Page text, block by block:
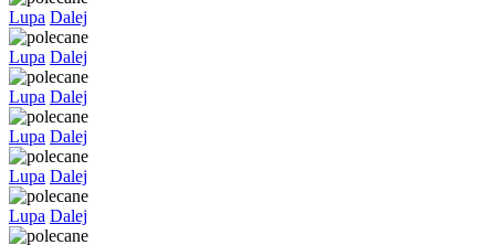
Lupa Dalej
Lupa Dalej
Lupa Dalej
Lupa Dalej
Lupa Dalej
Lupa Dalej